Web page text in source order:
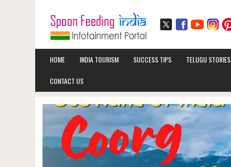
HOME INDIA TOURISM SUCCESS TIPS TELUGU STORIES
CONTACT US